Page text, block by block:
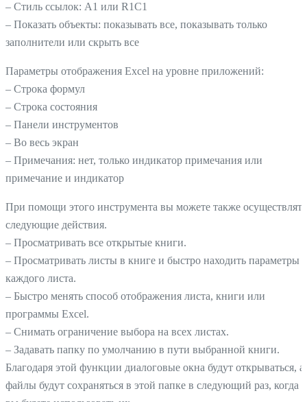
– Стиль ссылок: A1 или R1C1
– Показать объекты: показывать все, показывать только
заполнители или скрыть все
Параметры отображения Excel на уровне приложений:
– Строка формул
– Строка состояния
– Панели инструментов
– Во весь экран
– Примечания: нет, только индикатор примечания или
примечание и индикатор
При помощи этого инструмента вы можете также осуществлять
следующие действия.
– Просматривать все открытые книги.
– Просматривать листы в книге и быстро находить параметры
каждого листа.
– Быстро менять способ отображения листа, книги или
программы Excel.
– Снимать ограничение выбора на всех листах.
– Задавать папку по умолчанию в пути выбранной книги.
Благодаря этой функции диалоговые окна будут открываться, а
файлы будут сохраняться в этой папке в следующий раз, когда